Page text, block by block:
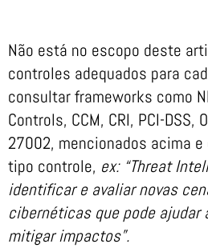
Não está no escopo deste
controles adequados para
consultar frameworks como
Controls, CCM, CRI, PCI-DSS,
27002, mencionados acima
tipo controle, ex: “Threat
identificar e avaliar novas
cibernéticas que pode ajudar
mitigar impactos”.